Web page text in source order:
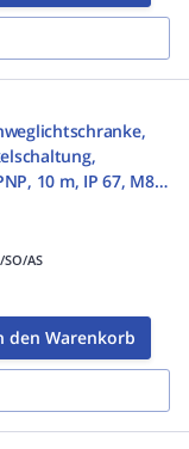
10 m, IP 67, M8
SO/AS
den Warenkorb